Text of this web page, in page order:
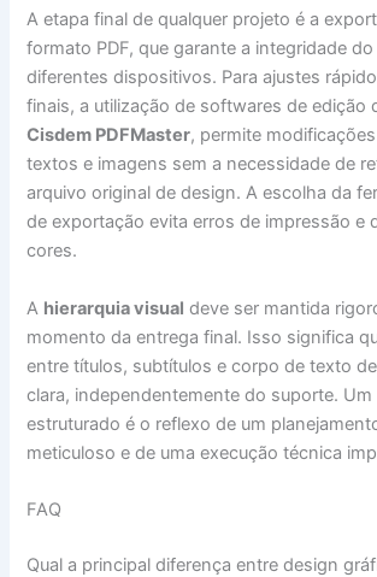
A etapa final de qualquer projeto é a
formato PDF, que garante a integridade
diferentes dispositivos. Para ajustes
finais, a utilização de softwares de edição
Cisdem PDFMaster, permite
textos e imagens sem a necessidade de
arquivo original de design. A escolha da
de exportação evita erros de impressão e
cores.
A hierarquia visual deve ser mantida
momento da entrega final. Isso significa
entre títulos, subtítulos e corpo de texto
clara, independentemente do suporte. Um
estruturado é o reflexo de um
meticuloso e de uma execução técnica
FAQ
Qual a principal diferença entre design